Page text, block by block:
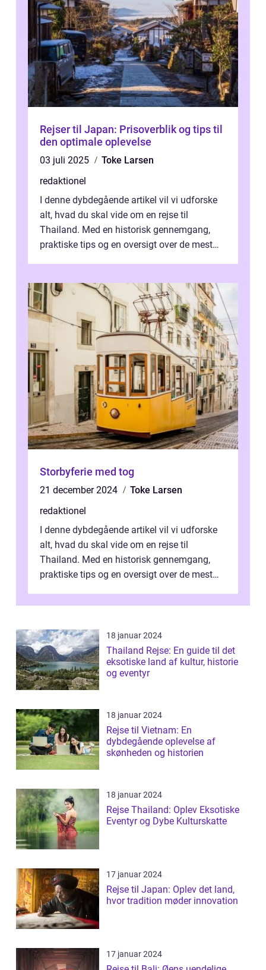
Rejser til Japan: Prisoverblik og tips til
den optimale oplevelse
03 juli 2025
Toke Larsen
redaktionel
I denne dybdegående artikel vil vi udforske
alt, hvad du skal vide om en rejse til
Thailand. Med en historisk gennemgang,
praktiske tips og en oversigt over de mest
Storbyferie med tog
21 december 2024
Toke Larsen
redaktionel
I denne dybdegående artikel vil vi udforske
alt, hvad du skal vide om en rejse til
Thailand. Med en historisk gennemgang,
praktiske tips og en oversigt over de mest
18 januar 2024
Thailand Rejse: En guide til det
eksotiske land af kultur, historie
og eventyr
18 januar 2024
Rejse til Vietnam: En
dybdegående oplevelse af
skønheden og historien
18 januar 2024
Rejse Thailand: Oplev Eksotiske
Eventyr og Dybe Kulturskatte
17 januar 2024
Rejse til Japan: Oplev det land,
hvor tradition møder innovation
17 januar 2024